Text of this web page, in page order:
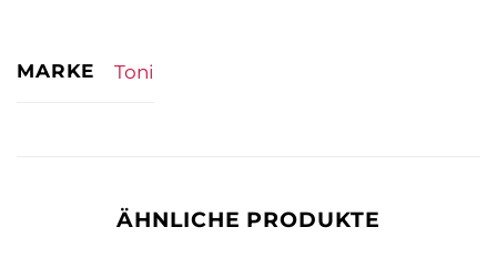
MARKE Toni
ÄHNLICHE PRODUKTE